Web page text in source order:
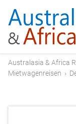
Australasia & Africa
Mietwagenreisen ›